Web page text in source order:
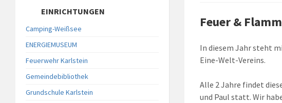
Feuer &
In diesem Jahr steht
Eine-Welt-Vereins.
Alle 2 Jahre findet
und Paul statt. Wir
EINRICHTUNGEN
Camping-Weißsee
ENERGIEMUSEUM
Feuerwehr Karlstein
Gemeindebibliothek
Grundschule Karlstein